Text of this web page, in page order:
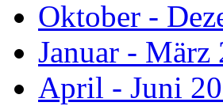
Oktober -
Januar - März
April - Juni